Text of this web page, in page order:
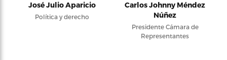
José Julio Aparicio
Política y derecho
Carlos Johnny Méndez
Núñez
Presidente Cámara de
Representantes